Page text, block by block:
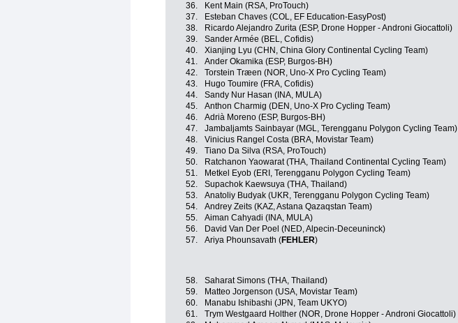
36.
Kent Main (RSA, ProTouch)
37.
Esteban Chaves (COL, EF Education-EasyPost)
38.
Ricardo Alejandro Zurita (ESP, Drone Hopper - Androni Giocattoli)
39.
Sander Armée (BEL, Cofidis)
40.
Xianjing Lyu (CHN, China Glory Continental Cycling Team)
41.
Ander Okamika (ESP, Burgos-BH)
42.
Torstein Træen (NOR, Uno-X Pro Cycling Team)
43.
Hugo Toumire (FRA, Cofidis)
44.
Sandy Nur Hasan (INA, MULA)
45.
Anthon Charmig (DEN, Uno-X Pro Cycling Team)
46.
Adrià Moreno (ESP, Burgos-BH)
47.
Jambaljamts Sainbayar (MGL, Terengganu Polygon Cycling Team)
48.
Vinicius Rangel Costa (BRA, Movistar Team)
49.
Tiano Da Silva (RSA, ProTouch)
50.
Ratchanon Yaowarat (THA, Thailand Continental Cycling Team)
51.
Metkel Eyob (ERI, Terengganu Polygon Cycling Team)
52.
Supachok Kaewsuya (THA, Thailand)
53.
Anatoliy Budyak (UKR, Terengganu Polygon Cycling Team)
54.
Andrey Zeits (KAZ, Astana Qazaqstan Team)
55.
Aiman Cahyadi (INA, MULA)
56.
David Van Der Poel (NED, Alpecin-Deceuninck)
57.
Ariya Phounsavath (FEHLER)
58.
Saharat Simons (THA, Thailand)
59.
Matteo Jorgenson (USA, Movistar Team)
60.
Manabu Ishibashi (JPN, Team UKYO)
61.
Trym Westgaard Holther (NOR, Drone Hopper - Androni Giocattoli)